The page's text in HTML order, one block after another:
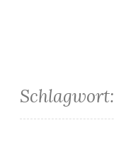
Schlagwort: